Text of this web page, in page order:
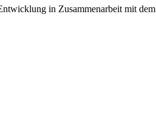
in Zusammenarbeit mit dem